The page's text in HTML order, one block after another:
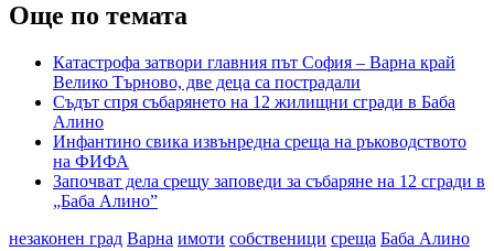
Още по темата
Катастрофа затвори главния път София – Варна край
Велико Търново, две деца са пострадали
Съдът спря събарянето на 12 жилищни сгради в Баба
Алино
Инфантино свика извънредна среща на ръководството
на ФИФА
Започват дела срещу заповеди за събаряне на 12 сгради в
„Баба Алино”
незаконен град Варна имоти собственици среща Баба Алино